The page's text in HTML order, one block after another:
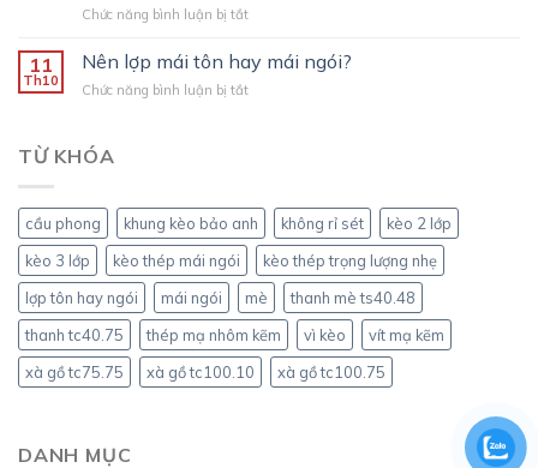
thép
trọng
lượng
nhẹ
hộp?
Chức năng bình luận bị tắtở
nhìn
mỏng
được
ngói
không?
11
Th10
Nên lợp mái tôn hay mái ngói?
Chức năng bình luận bị tắtở
mái
ngói?
TỪ KHÓA
cầu phong khung kèo bảo anh không rỉ sét
kèo 2 lớp
kèo 3 lớp
kèo thép mái ngói
kèo thép trọng lượng nhẹ
lợp tôn hay ngói
mái ngói mè
thanh mè ts40.48
thanh tc40.75
thép mạ nhôm kẽm vì kèo
vít mạ kẽm
xà gồ tc75.75
xà gồ tc100.10 xà gồ tc100.75
DANH MỤC